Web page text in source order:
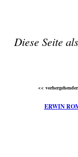
Diese Seite
<<
ERWIN